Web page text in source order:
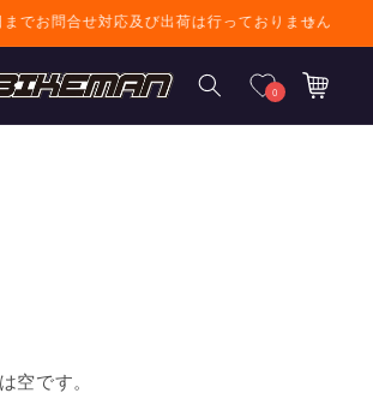
までお問合せ対応及び出荷は行っておりません
0
カ
ー
空です。